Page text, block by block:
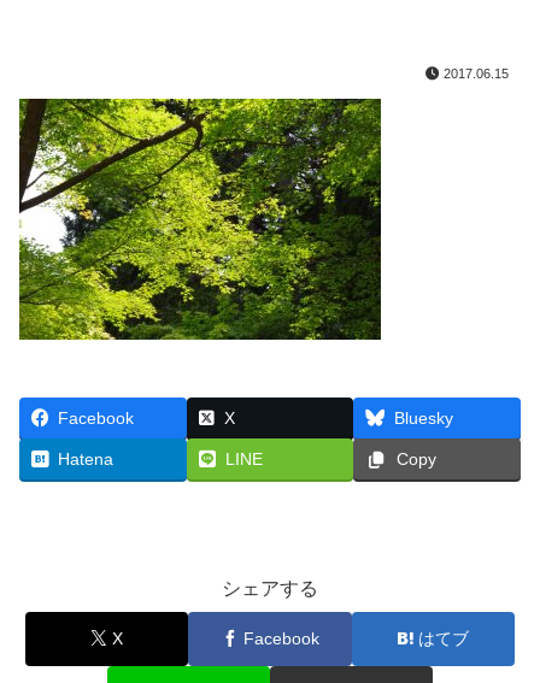
2017.06.15
Facebook X Bluesky
Hatena LINE Copy
シェアする
X Facebook はてブ